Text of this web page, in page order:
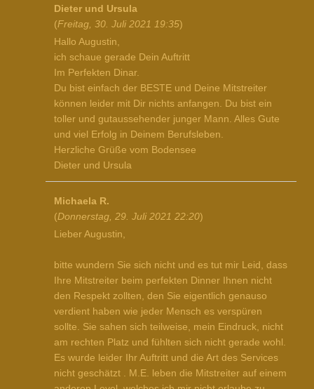
Dieter und Ursula
(Freitag, 30. Juli 2021 19:35)
Hallo Augustin,
ich schaue gerade Dein Auftritt
Im Perfekten Dinar.
Du bist einfach der BESTE und Deine Mitstreiter
können leider mit Dir nichts anfangen. Du bist ein
toller und gutaussehender junger Mann. Alles Gute
und viel Erfolg in Deinem Berufsleben.
Herzliche Grüße vom Bodensee
Dieter und Ursula
Michaela R.
(Donnerstag, 29. Juli 2021 22:20)
Lieber Augustin,
bitte wundern Sie sich nicht und es tut mir Leid, dass
Ihre Mitstreiter beim perfekten Dinner Ihnen nicht
den Respekt zollten, den Sie eigentlich genauso
verdient haben wie jeder Mensch es verspüren
sollte. Sie sahen sich teilweise, mein Eindruck, nicht
am rechten Platz und fühlten sich nicht gerade wohl.
Es wurde leider Ihr Auftritt und die Art des Services
nicht geschätzt . M.E. leben die Mitstreiter auf einem